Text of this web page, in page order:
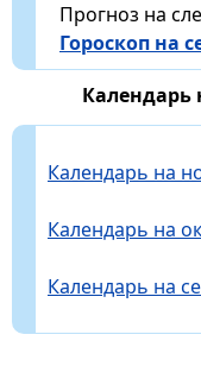
Прогноз на
Гороскоп на
Календарь
Календарь на
Календарь на
Календарь на